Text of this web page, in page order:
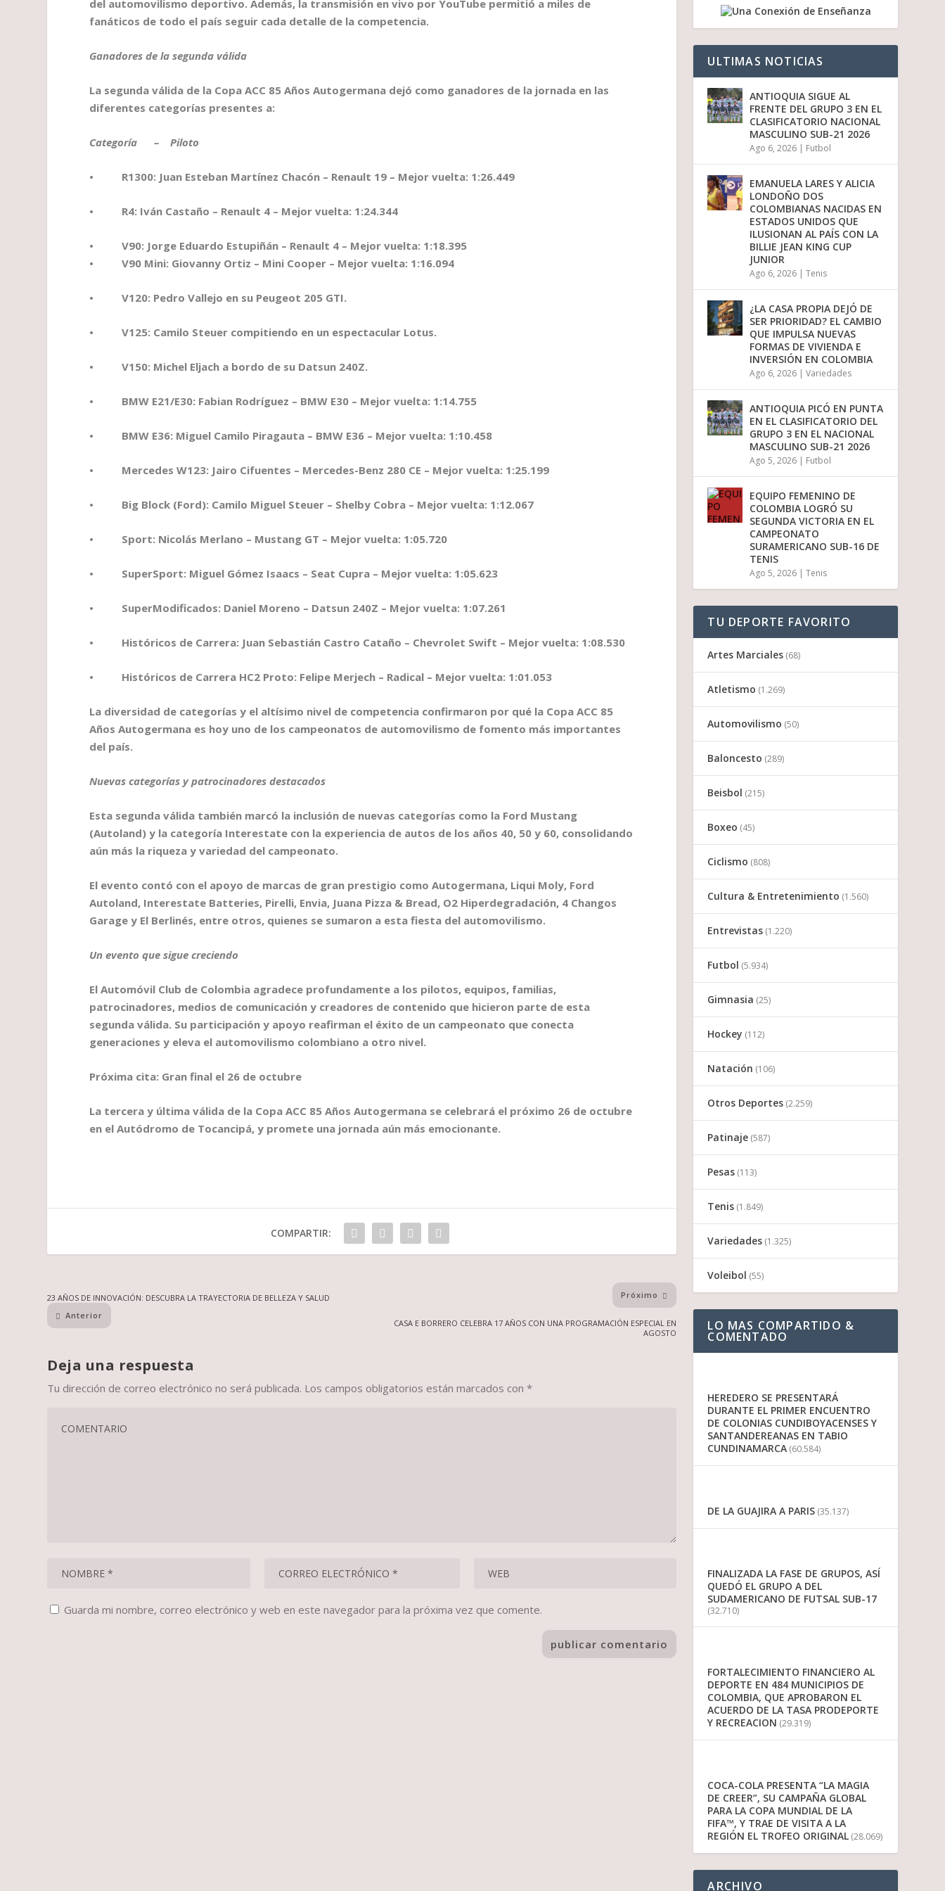
del automovilismo deportivo. Además, la transmisión en vivo por YouTube permitió a miles de
fanáticos de todo el país seguir cada detalle de la competencia.
Ganadores de la segunda válida
La segunda válida de la Copa ACC 85 Años Autogermana dejó como ganadores de la jornada en las
diferentes categorías presentes a:
Categoría – Piloto
• R1300: Juan Esteban Martínez Chacón – Renault 19 – Mejor vuelta: 1:26.449
• R4: Iván Castaño – Renault 4 – Mejor vuelta: 1:24.344
• V90: Jorge Eduardo Estupiñán – Renault 4 – Mejor vuelta: 1:18.395
• V90 Mini: Giovanny Ortiz – Mini Cooper – Mejor vuelta: 1:16.094
• V120: Pedro Vallejo en su Peugeot 205 GTI.
• V125: Camilo Steuer compitiendo en un espectacular Lotus.
• V150: Michel Eljach a bordo de su Datsun 240Z.
• BMW E21/E30: Fabian Rodríguez – BMW E30 – Mejor vuelta: 1:14.755
• BMW E36: Miguel Camilo Piragauta – BMW E36 – Mejor vuelta: 1:10.458
• Mercedes W123: Jairo Cifuentes – Mercedes-Benz 280 CE – Mejor vuelta: 1:25.199
• Big Block (Ford): Camilo Miguel Steuer – Shelby Cobra – Mejor vuelta: 1:12.067
• Sport: Nicolás Merlano – Mustang GT – Mejor vuelta: 1:05.720
• SuperSport: Miguel Gómez Isaacs – Seat Cupra – Mejor vuelta: 1:05.623
• SuperModificados: Daniel Moreno – Datsun 240Z – Mejor vuelta: 1:07.261
• Históricos de Carrera: Juan Sebastián Castro Cataño – Chevrolet Swift – Mejor vuelta: 1:08.530
• Históricos de Carrera HC2 Proto: Felipe Merjech – Radical – Mejor vuelta: 1:01.053
La diversidad de categorías y el altísimo nivel de competencia confirmaron por qué la Copa ACC 85
Años Autogermana es hoy uno de los campeonatos de automovilismo de fomento más importantes
del país.
Nuevas categorías y patrocinadores destacados
Esta segunda válida también marcó la inclusión de nuevas categorías como la Ford Mustang
(Autoland) y la categoría Interestate con la experiencia de autos de los años 40, 50 y 60, consolidando
aún más la riqueza y variedad del campeonato.
El evento contó con el apoyo de marcas de gran prestigio como Autogermana, Liqui Moly, Ford
Autoland, Interestate Batteries, Pirelli, Envia, Juana Pizza & Bread, O2 Hiperdegradación, 4 Changos
Garage y El Berlinés, entre otros, quienes se sumaron a esta fiesta del automovilismo.
Un evento que sigue creciendo
El Automóvil Club de Colombia agradece profundamente a los pilotos, equipos, familias,
patrocinadores, medios de comunicación y creadores de contenido que hicieron parte de esta
segunda válida. Su participación y apoyo reafirman el éxito de un campeonato que conecta
generaciones y eleva el automovilismo colombiano a otro nivel.
Próxima cita: Gran final el 26 de octubre
La tercera y última válida de la Copa ACC 85 Años Autogermana se celebrará el próximo 26 de octubre
en el Autódromo de Tocancipá, y promete una jornada aún más emocionante.
COMPARTIR:
23 AÑOS DE INNOVACIÓN: DESCUBRA LA TRAYECTORIA DE BELLEZA Y SALUD
Anterior
Próximo
CASA E BORRERO CELEBRA 17 AÑOS CON UNA PROGRAMACIÓN ESPECIAL EN
AGOSTO
Deja una respuesta
Tu dirección de correo electrónico no será publicada. Los campos obligatorios están marcados con*
Guarda mi nombre, correo electrónico y web en este navegador para la próxima vez que comente.
a
j
a
a
u
t
r
o
d
i
u
i
r
e
l
v
o
u
m
e
n
ULTIMAS NOTICIAS
ANTIOQUIA SIGUE AL
FRENTE DEL GRUPO 3 EN EL
CLASIFICATORIO NACIONAL
MASCULINO SUB-21 2026
Ago 6, 2026 | Futbol
EMANUELA LARES Y ALICIA
LONDOÑO DOS
COLOMBIANAS NACIDAS EN
ESTADOS UNIDOS QUE
ILUSIONAN AL PAÍS CON LA
BILLIE JEAN KING CUP
JUNIOR
Ago 6, 2026 |Tenis
¿LA CASA PROPIA DEJÓ DE
SER PRIORIDAD? EL CAMBIO
QUE IMPULSA NUEVAS
FORMAS DE VIVIENDA E
INVERSIÓN EN COLOMBIA
Ago 6, 2026 |Variedades
ANTIOQUIA PICÓ EN PUNTA
EN EL CLASIFICATORIO DEL
GRUPO 3 EN EL NACIONAL
MASCULINO SUB-21 2026
Ago 5, 2026 | Futbol
EQUIPO FEMENINO DE
COLOMBIA LOGRÓ SU
SEGUNDA VICTORIA EN EL
CAMPEONATO
SURAMERICANO SUB-16 DE
TENIS
Ago 5, 2026 |Tenis
TU DEPORTE FAVORITO
Artes Marciales (68)
Atletismo (1.269)
Automovilismo (50)
Baloncesto (289)
Beisbol (215)
Boxeo (45)
Ciclismo (808)
Cultura & Entretenimiento (1.560)
Entrevistas (1.220)
Futbol (5.934)
Gimnasia (25)
Hockey (112)
Natación (106)
Otros Deportes (2.259)
Patinaje (587)
Pesas (113)
Tenis (1.849)
Variedades (1.325)
Voleibol (55)
LO MAS COMPARTIDO &
COMENTADO
HEREDERO SE PRESENTARÁ
DURANTE EL PRIMER ENCUENTRO
DE COLONIAS CUNDIBOYACENSES Y
SANTANDEREANAS EN TABIO
CUNDINAMARCA (60.584)
DE LA GUAJIRA A PARIS (35.137)
FINALIZADA LA FASE DE GRUPOS, ASÍ
QUEDÓ EL GRUPO A DEL
SUDAMERICANO DE FUTSAL SUB-17
(32.710)
FORTALECIMIENTO FINANCIERO AL
DEPORTE EN 484 MUNICIPIOS DE
COLOMBIA, QUE APROBARON EL
ACUERDO DE LA TASA PRODEPORTE
Y RECREACION (29.319)
COCA-COLA PRESENTA “LA MAGIA
DE CREER”, SU CAMPAÑA GLOBAL
PARA LA COPA MUNDIAL DE LA
FIFA™, Y TRAE DE VISITA A LA
REGIÓN EL TROFEO ORIGINAL (28.069)
ARCHIVO